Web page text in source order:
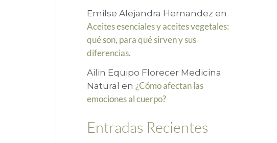
o
r
:
Emilse Alejandra Hernandez en
Aceites esenciales y aceites vegetales:
qué son, para qué sirven y sus
diferencias.
Ailin Equipo Florecer Medicina
Natural en ¿Cómo afectan las
emociones al cuerpo?
Entradas Recientes